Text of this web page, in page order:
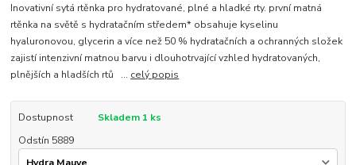
Inovativní sytá rtěnka pro hydratované, plné a hladké rty. první matná
rtěnka na světě s hydratačním středem* obsahuje kyselinu
hyaluronovou, glycerin a více než 50 % hydratačních a ochranných složek
zajistí intenzivní matnou barvu i dlouhotrvající vzhled hydratovaných,
plnějších a hladších rtů ... celý popis
Dostupnost
Skladem 1 ks
Odstín 5889